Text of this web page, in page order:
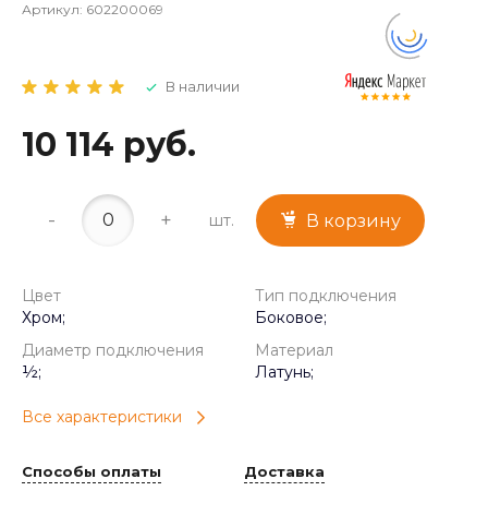
Артикул: 602200069
В наличии
10 114 руб.
- + шт. В корзину
Цвет
Хром;
Тип подключения
Боковое;
Диаметр подключения
½;
Материал
Латунь;
Все характеристики
Способы оплаты Доставка